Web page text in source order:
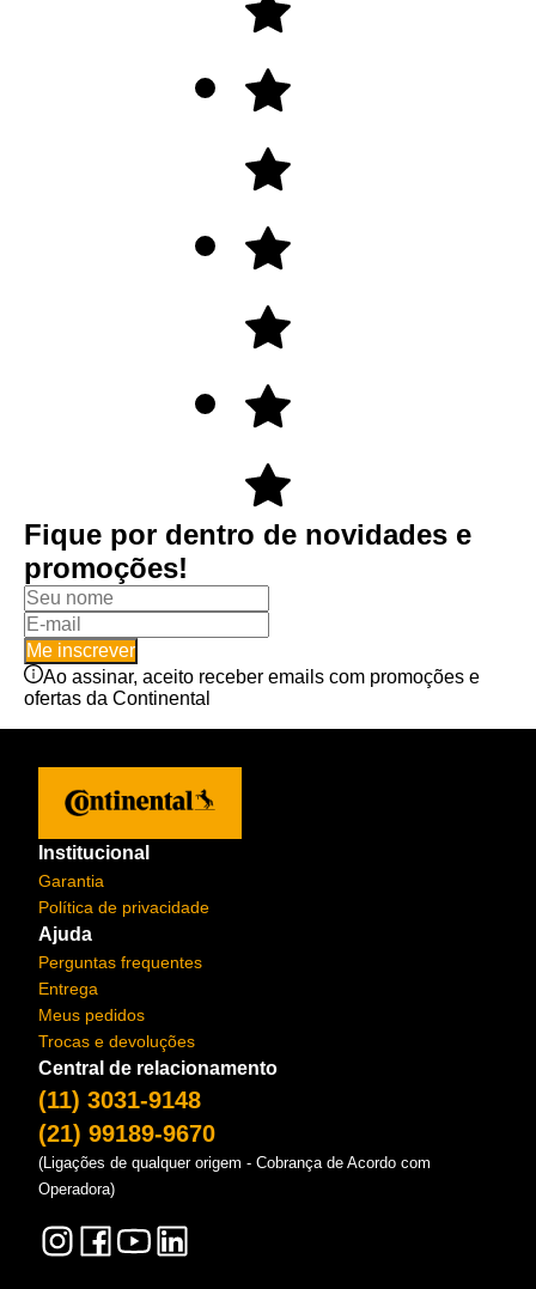
Fique por dentro de novidades e
promoções!
Me inscrever
Ao assinar, aceito receber emails com promoções e
ofertas da Continental
Institucional
Garantia
Política de privacidade
Ajuda
Perguntas frequentes
Entrega
Meus pedidos
Trocas e devoluções
Central de relacionamento
(11) 3031-9148
(21) 99189-9670
(Ligações de qualquer origem - Cobrança de Acordo com
Operadora)